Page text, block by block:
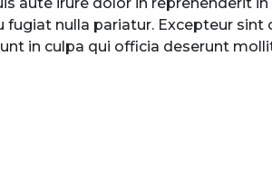
fugiat nulla pariatur. Excepteur sint
in culpa qui officia deserunt